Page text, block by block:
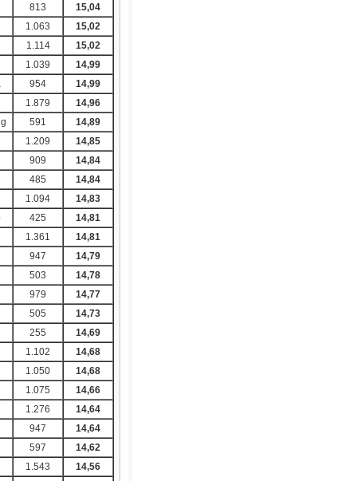
813
15,04
1.063
15,02
1.114
15,02
1.039
14,99
954
14,99
1.879
14,96
591
14,89
1.209
14,85
909
14,84
485
14,84
1.094
14,83
425
14,81
1.361
14,81
947
14,79
503
14,78
979
14,77
505
14,73
255
14,69
1.102
14,68
1.050
14,68
1.075
14,66
1.276
14,64
947
14,64
597
14,62
1.543
14,56